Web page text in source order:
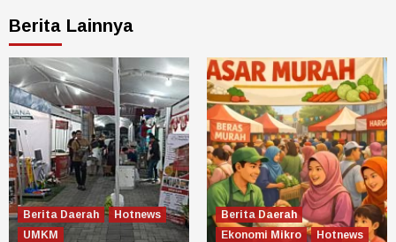
Berita Lainnya
Berita Daerah
Hotnews
UMKM
Berita Daerah
Ekonomi Mikro
Hotnews